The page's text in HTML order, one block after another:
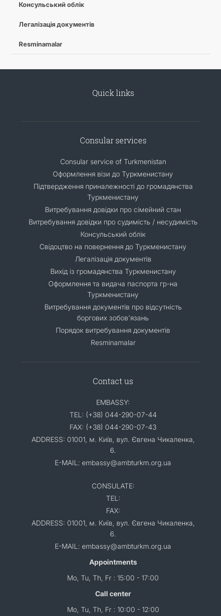
Консульський облік
Легалізація документів
Resminamalar
Quick links
Consular services
Consular service of Turkmenistan
Оформлення візи до Туркменистану
Підтвердження приналежності до громадянства
Туркменистану
Витребування довідки про сімейний стан
Витребування довідки про судимість / несудимість
Консульський облік
Свідоцтво на повернення до Туркменистану
Легалізація документів
Вихід із громадянства Туркменистану
Оформлення та видача паспорта гр-на
Туркменистану
Витребування документів про відсутність
боргових зобов'язань
Порядок витребування документів
Resminamalar
Contact us
EMBASSY:
TEL: (+38) 044-290-07-44
FAX: (+38) 044-290-07-43
ADDRESS: 01001, м. Київ, вул. Євгена Чикаленка,
6.
E-MAIL: embassy@ambturkm.org.ua
CONSULATE:
TEL:
FAX:
ADDRESS: 01001, м. Київ, вул. Євгена Чикаленка,
6.
E-MAIL: embassy@ambturkm.org.ua
Appointments
Mo, Tu, Th, Fr : 15:00 - 17:00
Call center
Mo, Tu, Th, Fr : 10:00 - 12:00